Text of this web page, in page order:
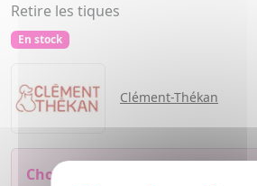
Retire les tiques
En stock
Clément-Thékan
Choisissez votre modèle :